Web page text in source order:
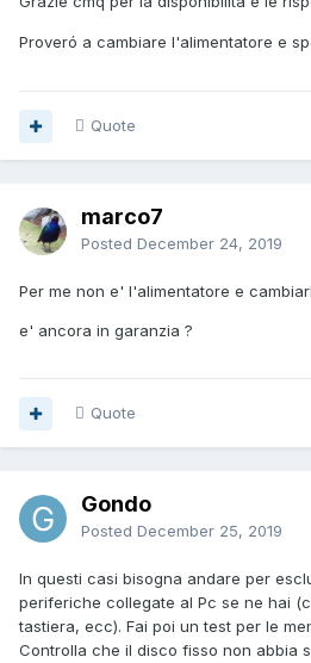
Proveró a cambiare l'alimentatore e
Quote
marco7
Posted December 24, 2019
Per me non e' l'alimentatore e
e' ancora in garanzia ?
Quote
Gondo
Posted December 25, 2019
In questi casi bisogna andare per
periferiche collegate al Pc se ne hai
tastiera, ecc). Fai poi un test per le
Controlla che il disco fisso non abbia